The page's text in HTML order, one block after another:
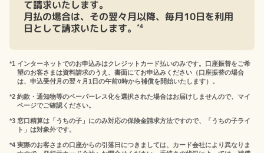
て請求いたします。
月払の場合は、その翌々月以降、毎月10日を利用
日として請求いたします。 *4
*1 インターネットでのお申込みはクレジットカード払いのみです。口座振替をご希
望のお客さまは資料請求のうえ、書面にてお申込みください（口座振替の場合
は、申込受付月の翌々月1日の午前0時から補償を開始いたします）。
*2 約款・通知物等のペーパーレス化を選択された場合はお届けしませんので、マイ
ページでご確認ください。
*3 窓口精算は「うちの子」にのみ対応の保険金請求方法ですので、「うちの子ライ
ト」は対象外です。
*4 実際のお客さまの口座からの引落日につきましては、カード会社により異なりま